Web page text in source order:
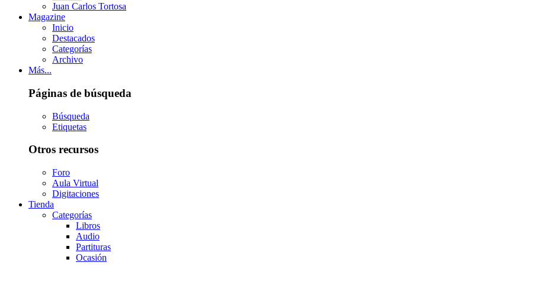
Juan Carlos Tortosa
Magazine
Inicio
Destacados
Categorías
Archivo
Más...
Páginas de búsqueda
Búsqueda
Etiquetas
Otros recursos
Foro
Aula Virtual
Digitaciones
Tienda
Categorías
Libros
Audio
Partituras
Ocasión